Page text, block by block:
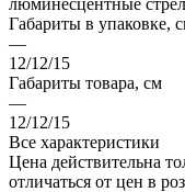
Габариты в упаковке,
—
12/12/15
Габариты товара, см
—
12/12/15
Все характеристики
Цена действительна
отличаться от цен в